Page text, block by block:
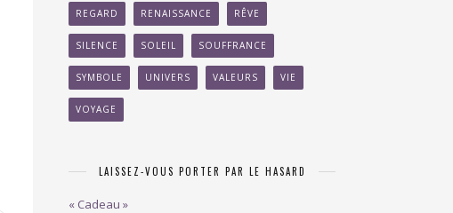
REGARD RENAISSANCE RÊVE
SILENCE SOLEIL SOUFFRANCE
SYMBOLE UNIVERS VALEURS VIE
VOYAGE
LAISSEZ-VOUS PORTER PAR LE HASARD
« Cadeau »